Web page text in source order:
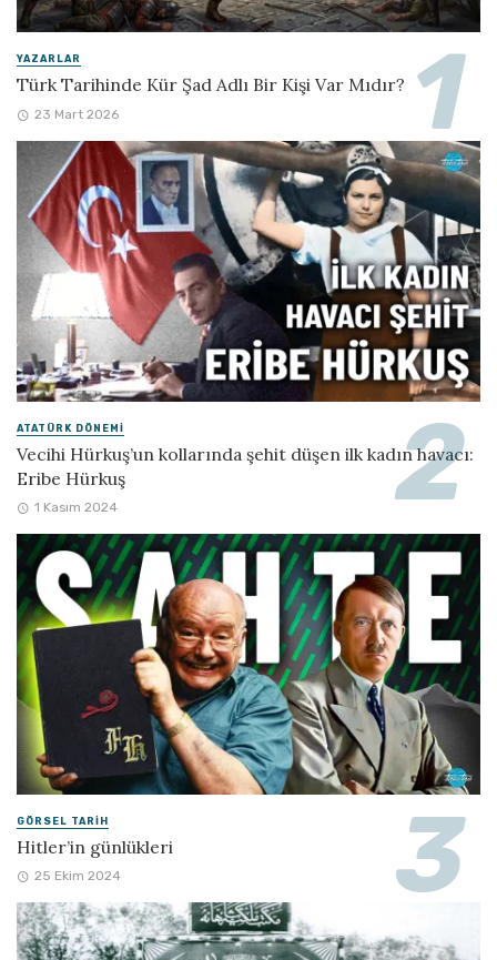
YAZARLAR
Türk Tarihinde Kür Şad Adlı Bir Kişi Var Mıdır?
23 Mart 2026
ATATÜRK DÖNEMI
Vecihi Hürkuş’un kollarında şehit düşen ilk kadın havacı:
Eribe Hürkuş
1 Kasım 2024
GÖRSEL TARIH
Hitler’in günlükleri
25 Ekim 2024